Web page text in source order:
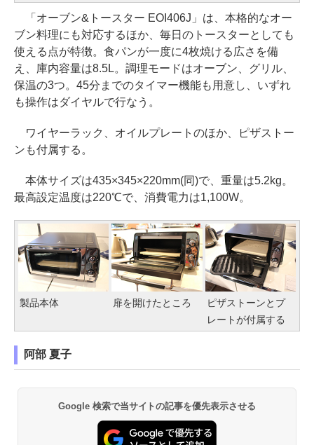
「オーブン&トースター EOI406J」は、本格的なオー
ブン料理にも対応するほか、毎日のトースターとしても
使える点が特徴。食パンが一度に4枚焼ける広さを備
え、庫内容量は8.5L。調理モードはオーブン、グリル、
保温の3つ。45分までのタイマー機能も用意し、いずれ
も操作はダイヤルで行なう。
ワイヤーラック、オイルプレートのほか、ピザストー
ンも付属する。
本体サイズは435×345×220mm(同)で、重量は5.2kg。
最高設定温度は220℃で、消費電力は1,100W。
製品本体 扉を開けたところ
ピザストーンとプ
レートが付属する
阿部 夏子
Google 検索で当サイトの記事を優先表示させる